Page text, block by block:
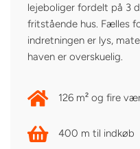
lejeboliger fordelt på 3
fritstående hus. Fælles
indretningen er lys,
haven er overskuelig.
126 m² og fire
400 m til indkøb